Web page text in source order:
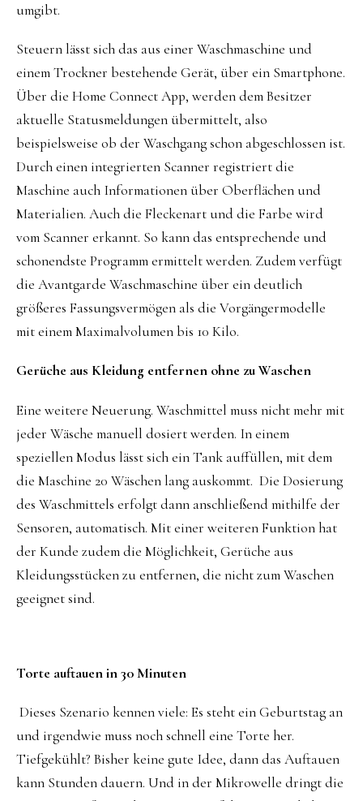
umgibt.
Steuern lässt sich das aus einer Waschmaschine und
einem Trockner bestehende Gerät, über ein Smartphone.
Über die Home Connect App, werden dem Besitzer
aktuelle Statusmeldungen übermittelt, also
beispielsweise ob der Waschgang schon abgeschlossen ist.
Durch einen integrierten Scanner registriert die
Maschine auch Informationen über Oberflächen und
Materialien. Auch die Fleckenart und die Farbe wird
vom Scanner erkannt. So kann das entsprechende und
schonendste Programm ermittelt werden. Zudem verfügt
die Avantgarde Waschmaschine über ein deutlich
größeres Fassungsvermögen als die Vorgängermodelle
mit einem Maximalvolumen bis 10 Kilo.
Gerüche aus Kleidung entfernen ohne zu Waschen
Eine weitere Neuerung. Waschmittel muss nicht mehr mit
jeder Wäsche manuell dosiert werden. In einem
speziellen Modus lässt sich ein Tank auffüllen, mit dem
die Maschine 20 Wäschen lang auskommt. Die Dosierung
des Waschmittels erfolgt dann anschließend mithilfe der
Sensoren, automatisch. Mit einer weiteren Funktion hat
der Kunde zudem die Möglichkeit, Gerüche aus
Kleidungsstücken zu entfernen, die nicht zum Waschen
geeignet sind.
Torte auftauen in 30 Minuten
Dieses Szenario kennen viele: Es steht ein Geburtstag an
und irgendwie muss noch schnell eine Torte her.
Tiefgekühlt? Bisher keine gute Idee, dann das Auftauen
kann Stunden dauern. Und in der Mikrowelle dringt die